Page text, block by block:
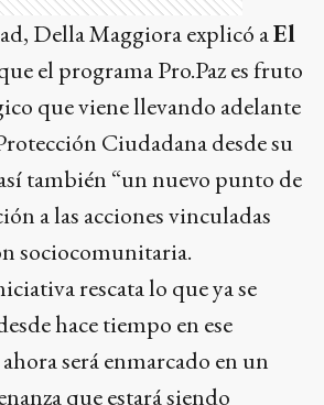
Della Maggiora explicó aEl
el programa Pro.Paz es fruto
que viene llevando adelante
Ciudadana desde su
también “un nuevo punto de
a las acciones vinculadas
sociocomunitaria.
rescata lo que ya se
hace tiempo en ese
será enmarcado en un
que estará siendo